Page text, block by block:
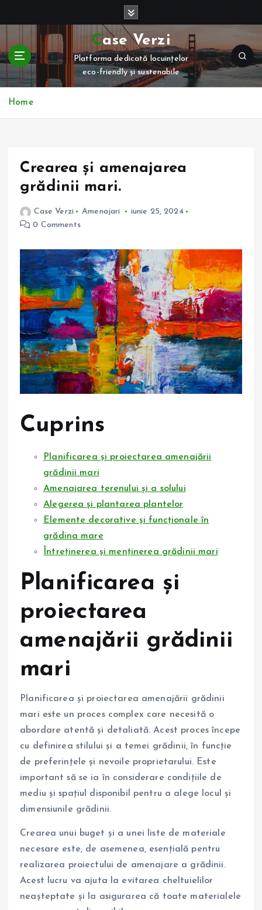
t
c
Case Verzi
Platforma dedicată locuințelor
eco-friendly și sustenabile
Home
Crearea și amenajarea
grădinii mari.
Case Verzi Amenajari
iunie 25, 2024
0 Comments
Cuprins
Planificarea și proiectarea amenajării
grădinii mari
Amenajarea terenului și a solului
Alegerea și plantarea plantelor
Elemente decorative și funcționale în
grădina mare
Întreținerea și menținerea grădinii mari
Planificarea și
proiectarea
amenajării grădinii
mari
Planificarea și proiectarea amenajării grădinii
mari este un proces complex care necesită o
abordare atentă și detaliată. Acest proces începe
cu definirea stilului și a temei grădinii, în funcție
de preferințele și nevoile proprietarului. Este
important să se ia în considerare condițiile de
mediu și spațiul disponibil pentru a alege locul și
dimensiunile grădinii.
Crearea unui buget și a unei liste de materiale
necesare este, de asemenea, esențială pentru
realizarea proiectului de amenajare a grădinii.
Acest lucru va ajuta la evitarea cheltuielilor
neașteptate și la asigurarea că toate materialele